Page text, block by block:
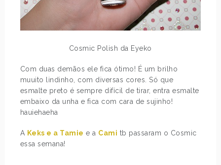
Cosmic Polish da Eyeko
Com duas demãos ele fica ótimo! É um brilho
muuito lindinho, com diversas cores. Só que
esmalte preto é sempre difícil de tirar, entra esmalte
embaixo da unha e fica com cara de sujinho!
hauiehaeha
A Keks e a Tamie e a Cami tb passaram o Cosmic
essa semana!